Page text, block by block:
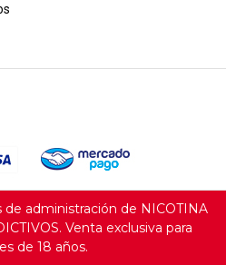
administración de NICOTINA
Venta exclusiva para
de 18 años.